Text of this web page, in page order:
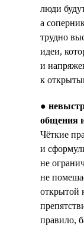
люди
а
трудно
идеи,
и
к
●
общения
Чёткие
и
не
не
открытой
правило,